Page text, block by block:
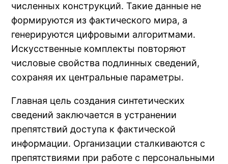
численных конструкций. Такие данные не
формируются из фактического мира, а
генерируются цифровыми алгоритмами.
Искусственные комплекты повторяют
числовые свойства подлинных сведений,
сохраняя их центральные параметры.
Главная цель создания синтетических
сведений заключается в устранении
препятствий доступа к фактической
информации. Организации сталкиваются с
препятствиями при работе с персональными